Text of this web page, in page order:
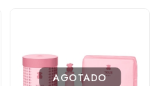
AGOTADO